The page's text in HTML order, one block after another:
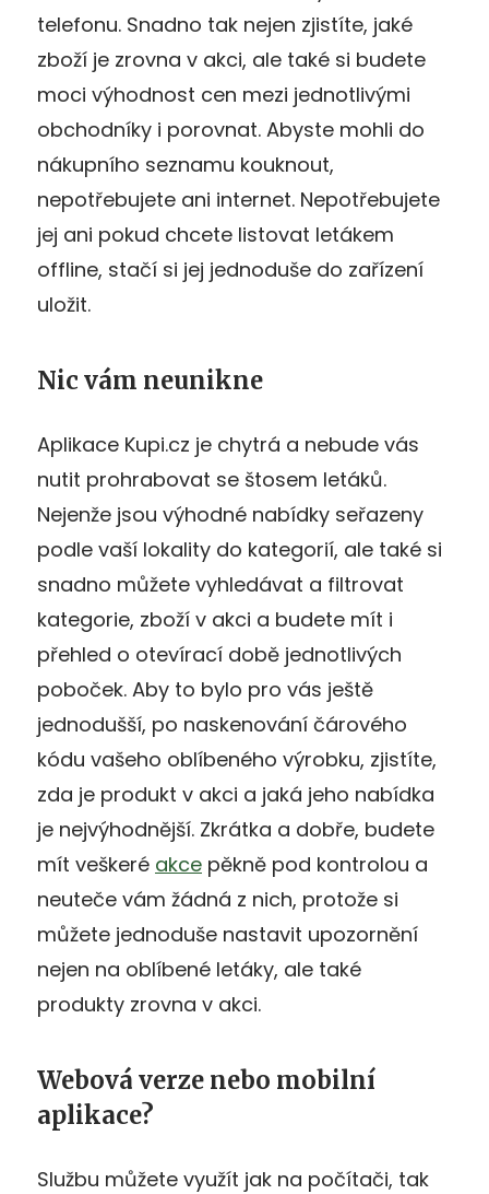
telefonu. Snadno tak nejen zjistíte, jaké
zboží je zrovna v akci, ale také si budete
moci výhodnost cen mezi jednotlivými
obchodníky i porovnat. Abyste mohli do
nákupního seznamu kouknout,
nepotřebujete ani internet. Nepotřebujete
jej ani pokud chcete listovat letákem
offline, stačí si jej jednoduše do zařízení
uložit.
Nic vám neunikne
Aplikace Kupi.cz je chytrá a nebude vás
nutit prohrabovat se štosem letáků.
Nejenže jsou výhodné nabídky seřazeny
podle vaší lokality do kategorií, ale také si
snadno můžete vyhledávat a filtrovat
kategorie, zboží v akci a budete mít i
přehled o otevírací době jednotlivých
poboček. Aby to bylo pro vás ještě
jednodušší, po naskenování čárového
kódu vašeho oblíbeného výrobku, zjistíte,
zda je produkt v akci a jaká jeho nabídka
je nejvýhodnější. Zkrátka a dobře, budete
mít veškeré akce pěkně pod kontrolou a
neuteče vám žádná z nich, protože si
můžete jednoduše nastavit upozornění
nejen na oblíbené letáky, ale také
produkty zrovna v akci.
Webová verze nebo mobilní
aplikace?
Službu můžete využít jak na počítači, tak